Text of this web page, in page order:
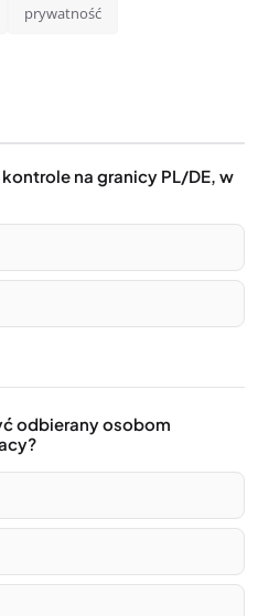
prywatność
na granicy PL/DE, w
odbierany osobom